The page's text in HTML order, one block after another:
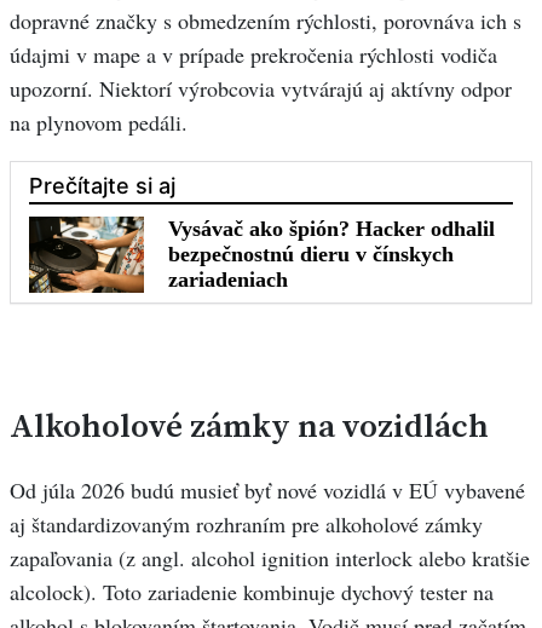
dopravné značky s obmedzením rýchlosti, porovnáva ich s
údajmi v mape a v prípade prekročenia rýchlosti vodiča
upozorní. Niektorí výrobcovia vytvárajú aj aktívny odpor
na plynovom pedáli.
Alkoholové zámky na vozidlách
Od júla 2026 budú musieť byť nové vozidlá v EÚ vybavené
aj štandardizovaným rozhraním pre alkoholové zámky
zapaľovania (z angl. alcohol ignition interlock alebo kratšie
alcolock). Toto zariadenie kombinuje dychový tester na